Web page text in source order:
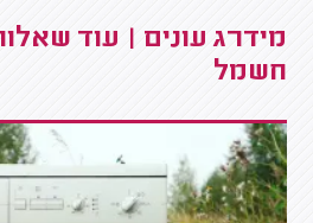
מידרג עונים | עוד
חשמל